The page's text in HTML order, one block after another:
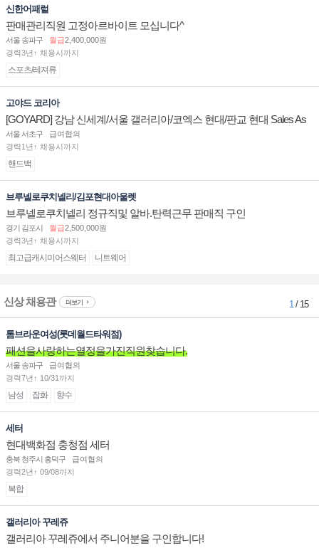
신한어패럴
판매관리직원 고정아르바이트 모십니다^
서울 송파구 월급2,400,000원
경력3년↑ 채용시까지
스포츠/레져류
고야드 코리아
[GOYARD] 강남 신세계/서울 갤러리아/코엑스 현대/판교 현대 Sales As
sociate 채용
서울 서초구
급여협의
경력1년↑ 채용시까지
핸드백
브루넬로쿠치넬리/김포현대아울렛
브루넬로쿠치넬리 정규직및 알바.탄력근무 판매직 구인
경기 김포시 월급2,500,000원
경력3년↑ 채용시까지
최고급캐시미어스웨터 니트웨어
신상 채용관 더보기 1/ 15
톰브라운여성(롯데월드타워점)
패션을사랑하는열정을가진직원찾습니다.
서울 송파구
급여협의
경력7년↑ 10/31까지
남성 잡화 향수
세터
현대백화점 충청점 세터
충북 청주시 흥덕구
급여협의
경력2년↑ 09/08까지
복합
갤러리아 꾸레쥬
갤러리아 꾸레쥬에서 주니어분을 구인합니다!